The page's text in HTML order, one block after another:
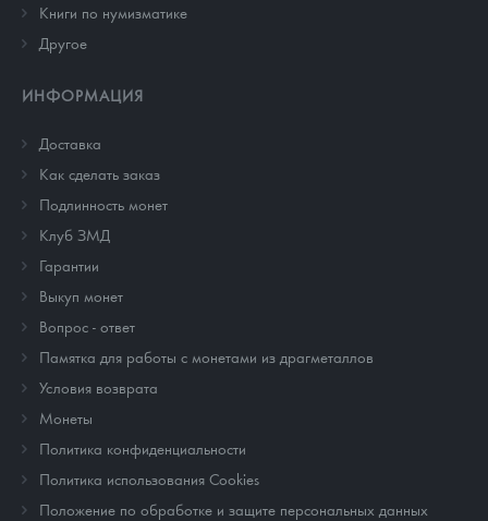
Книги по нумизматике
Другое
ИНФОРМАЦИЯ
Доставка
Как сделать заказ
Подлинность монет
Клуб ЗМД
Гарантии
Выкуп монет
Вопрос - ответ
Памятка для работы с монетами из драгметаллов
Условия возврата
Монеты
Политика конфиденциальности
Политика использования Cookies
Положение по обработке и защите персональных данных